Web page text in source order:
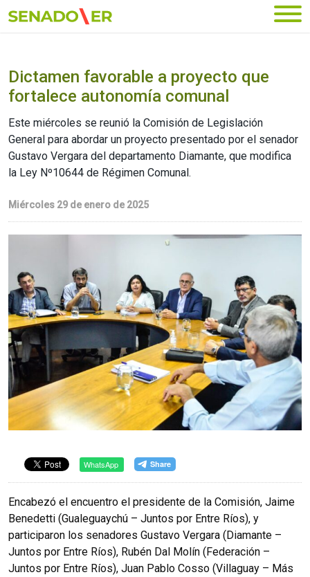
Ir al menú principal
Dictamen favorable a proyecto que
fortalece autonomía comunal
Este miércoles se reunió la Comisión de Legislación
General para abordar un proyecto presentado por el senador
Gustavo Vergara del departamento Diamante, que modifica
la Ley Nº10644 de Régimen Comunal.
Miércoles 29 de enero de 2025
WhatsApp
Encabezó el encuentro el presidente de la Comisión, Jaime
Benedetti (Gualeguaychú – Juntos por Entre Ríos), y
participaron los senadores Gustavo Vergara (Diamante –
Juntos por Entre Ríos), Rubén Dal Molín (Federación –
Juntos por Entre Ríos), Juan Pablo Cosso (Villaguay – Más